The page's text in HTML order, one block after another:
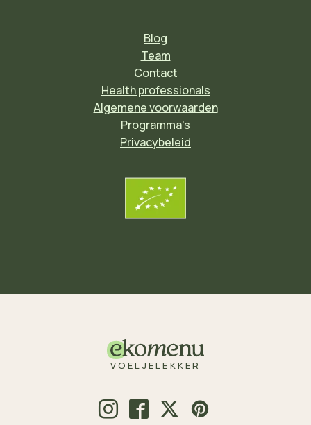
Blog
Team
Contact
Health professionals
Algemene voorwaarden
Programma's
Privacybeleid
VOELJELEKKER